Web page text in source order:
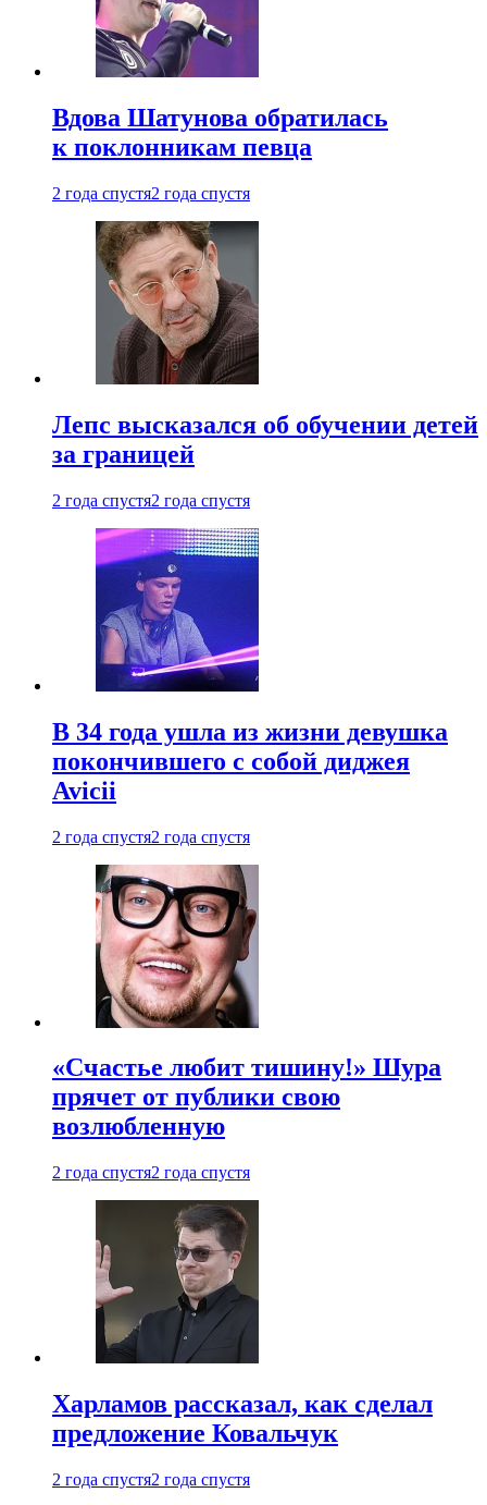
Вдова Шатунова обратилась
к поклонникам певца
2 года спустя2 года спустя
Лепс высказался об обучении детей
за границей
2 года спустя2 года спустя
В 34 года ушла из жизни девушка
покончившего с собой диджея
Avicii
2 года спустя2 года спустя
«Счастье любит тишину!» Шура
прячет от публики свою
возлюбленную
2 года спустя2 года спустя
Харламов рассказал, как сделал
предложение Ковальчук
2 года спустя2 года спустя